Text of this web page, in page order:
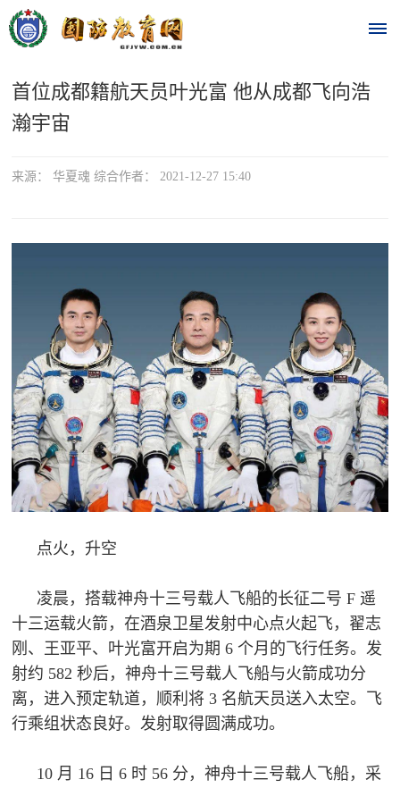
首
时
政
要
闻
点
追
踪
热
点
国
防
规
国
防
法
规
国
防
知
国
全
首位成都籍航天员叶光富 他从成都飞向浩
瀚宇宙
来源： 华夏魂 综合作者： 2021-12-27 15:40
点火，升空
凌晨，搭载神舟十三号载人飞船的长征二号 F 遥
十三运载火箭，在酒泉卫星发射中心点火起飞，翟志
刚、王亚平、叶光富开启为期 6 个月的飞行任务。发
射约 582 秒后，神舟十三号载人飞船与火箭成功分
离，进入预定轨道，顺利将 3 名航天员送入太空。飞
行乘组状态良好。发射取得圆满成功。
10 月 16 日 6 时 56 分，神舟十三号载人飞船，采